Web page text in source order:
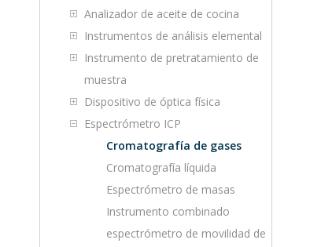
Analizador de aceite de cocina
Instrumentos de análisis elemental
Instrumento de pretratamiento de
muestra
Dispositivo de óptica física
Espectrómetro ICP
Cromatografía de gases
Cromatografía líquida
Espectrómetro de masas
Instrumento combinado
espectrómetro de movilidad de